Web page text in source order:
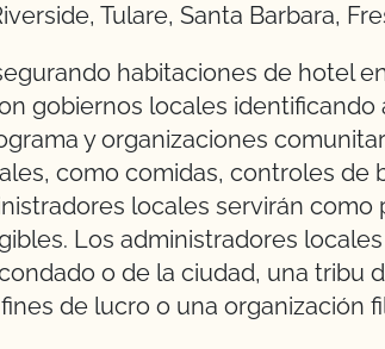
Tulare, Santa Barbara,
habitaciones de hotel
gobiernos locales identificando
y organizaciones
como comidas, controles de
locales servirán
Los administradores
o de la ciudad, una tribu
de lucro o una organización